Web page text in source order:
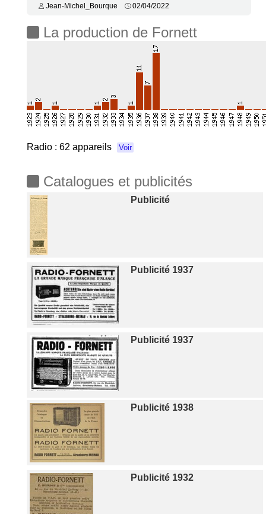
Jean-Michel_Bourque 02/04/2022
La production de Fornett
Radio : 62 appareils Voir
Catalogues et publicités
Publicité
Publicité 1937
Publicité 1937
Publicité 1938
Publicité 1932